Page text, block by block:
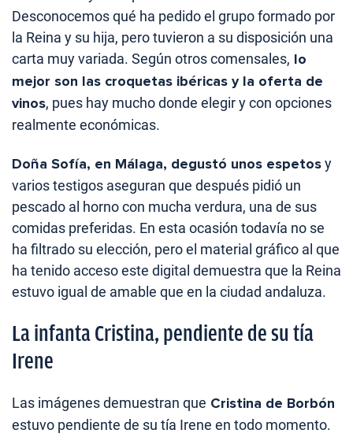
Desconocemos qué ha pedido el grupo formado por
la Reina y su hija, pero tuvieron a su disposición una
carta muy variada. Según otros comensales, lo
mejor son las croquetas ibéricas y la oferta de
vinos, pues hay mucho donde elegir y con opciones
realmente económicas.
Doña Sofía, en Málaga, degustó unos espetosy
varios testigos aseguran que después pidió un
pescado al horno con mucha verdura, una de sus
comidas preferidas. En esta ocasión todavía no se
ha filtrado su elección, pero el material gráfico al que
ha tenido acceso este digital demuestra que la Reina
estuvo igual de amable que en la ciudad andaluza.
La infanta Cristina, pendiente de su tía
Irene
Las imágenes demuestran que Cristina de Borbón
estuvo pendiente de su tía Irene en todo momento.